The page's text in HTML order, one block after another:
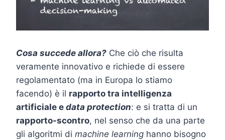
Cosa succede allora? Che ciò che risulta
veramente innovativo e richiede di essere
regolamentato (ma in Europa lo stiamo
facendo) è il rapporto tra intelligenza
artificiale e data protection: e si tratta di un
rapporto-scontro, nel senso che da una parte
gli algoritmi di machine learning hanno bisogno